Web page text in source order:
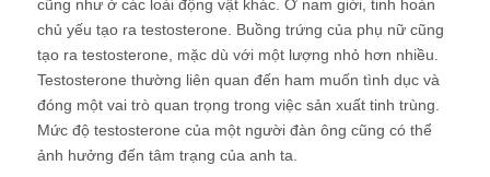
cũng như ở các loài động vật khác. Ở nam giới, tinh hoàn
chủ yếu tạo ra testosterone. Buồng trứng của phụ nữ cũng
tạo ra testosterone, mặc dù với một lượng nhỏ hơn nhiều.
Testosterone thường liên quan đến ham muốn tình dục và
đóng một vai trò quan trọng trong việc sản xuất tinh trùng.
Mức độ testosterone của một người đàn ông cũng có thể
ảnh hưởng đến tâm trạng của anh ta.